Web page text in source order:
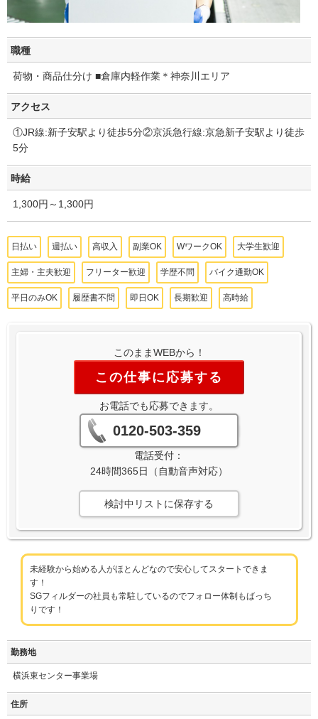
職種
荷物・商品仕分け ■倉庫内軽作業＊神奈川エリア
アクセス
①JR線:新子安駅より徒歩5分②京浜急行線:京急新子安駅より徒歩
5分
時給
1,300円～1,300円
日払い 週払い 高収入 副業OK WワークOK 大学生歓迎
主婦・主夫歓迎 フリーター歓迎 学歴不問 バイク通勤OK
平日のみOK 履歴書不問 即日OK 長期歓迎 高時給
このままWEBから！
この仕事に応募する
お電話でも応募できます。
0120-503-359
電話受付：
24時間365日（自動音声対応）
検討中リストに保存する
未経験から始める人がほとんどなので安心してスタートできま
す！
SGフィルダーの社員も常駐しているのでフォロー体制もばっち
りです！
勤務地
横浜東センター事業場
住所